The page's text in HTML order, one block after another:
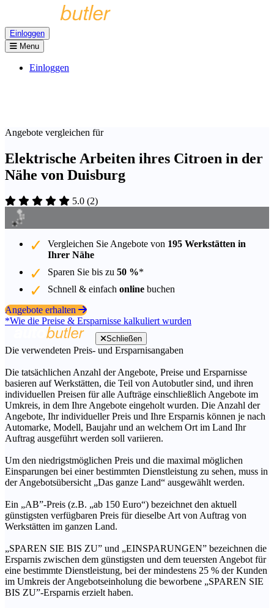
Einloggen
Menu
Einloggen
Angebote vergleichen für
Elektrische Arbeiten ihres Citroen in der
Nähe von Duisburg
5.0 (2)
Vergleichen Sie Angebote von 195 Werkstätten in
Ihrer Nähe
Sparen Sie bis zu 50 %*
Schnell & einfach online buchen
Angebote erhalten
*Wie die Preise & Ersparnisse kalkuliert wurden
Schließen
Die verwendeten Preis- und Ersparnisangaben
Die tatsächlichen Anzahl der Angebote, Preise und Ersparnisse
basieren auf Werkstätten, die Teil von Autobutler sind, und ihren
individuellen Preisen für alle Aufträge einschließlich Angebote im
Umkreis, in dem Ihre Angebote eingeholt wurden. Die Anzahl der
Angebote, Ihr individueller Preis und Ihre Ersparnis können je nach
Automarke, Modell, Baujahr und an welchem Ort im Land Ihr
Auftrag ausgeführt werden soll variieren.
Um den niedrigstmöglichen Preis und die maximal möglichen
Einsparungen bei einer bestimmten Dienstleistung zu sehen, muss in
der Angebotsübersicht „Das ganze Land“ ausgewählt werden.
Ein „AB”-Preis (z.B. „ab 150 Euro“) bezeichnet den aktuell
günstigsten verfügbaren Preis für dieselbe Art von Auftrag von
Werkstätten im ganzen Land.
„SPAREN SIE BIS ZU” und „EINSPARUNGEN” bezeichnen die
Ersparnis zwischen dem günstigsten und dem teuersten Angebot für
eine bestimmte Dienstleistung, bei der mindestens 25 % der Kunden
im Umkreis der Angebotseinholung die beworbene „SPAREN SIE
BIS ZU”-Ersparnis erzielt haben.